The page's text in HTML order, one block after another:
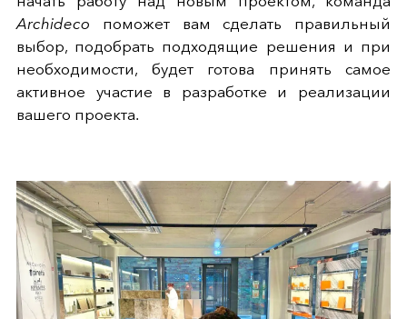
Archideco поможет вам сделать правильный
выбор, подобрать подходящие решения и при
необходимости, будет готова принять самое
активное участие в разработке и реализации
вашего проекта.